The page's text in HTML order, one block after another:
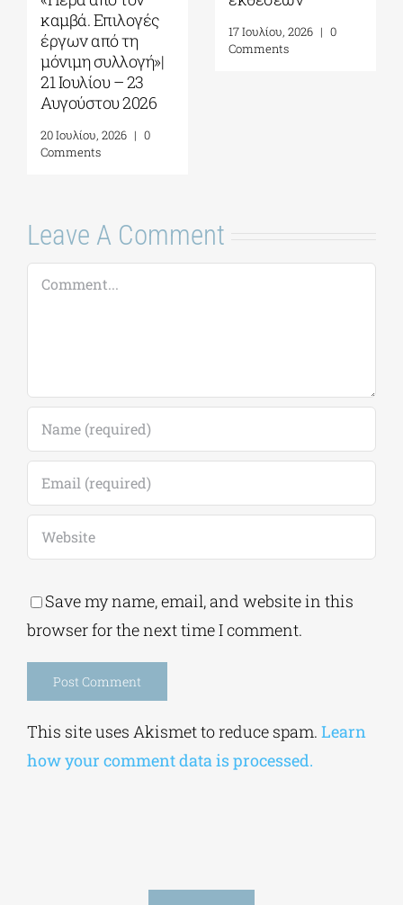
Οκτωβρίου 2026
30 Ιουλίου, 2026
Comments
22 Ιουλίου, 2026
Leave A Comment
Save my name, email, and website in this
browser for the next time I comment.
Alternative:
how your comment data is processed.